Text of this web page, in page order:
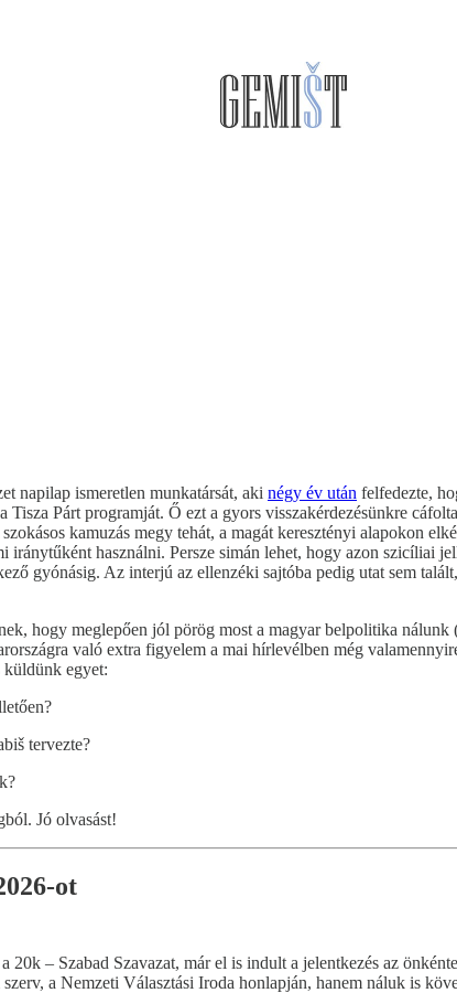
napilap ismeretlen munkatársát, aki négy év után felfedezte,
Párt programját. Ő ezt a gyors visszakérdezésünkre
kamuzás megy tehát, a magát keresztényi alapokon
iránytűként használni. Persze simán lehet, hogy azon
gyónásig. Az interjú az ellenzéki sajtóba pedig utat sem
hogy meglepően jól pörög most a magyar belpolitika
való extra figyelem a mai hírlevélben még
küldünk egyet:
tervezte?
Jó olvasást!
ot
20k – Szabad Szavazat, már el is indult a jelentkezés az
a Nemzeti Választási Iroda honlapján, hanem náluk is